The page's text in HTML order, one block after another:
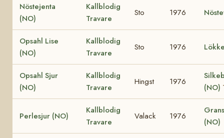
Nöstejenta
(NO)
Kallblodig
Travare
Sto 1976
Opsahl Lise
(NO)
Kallblodig
Travare
Sto 1976
Opsahl Sjur
(NO)
Kallblodig
Travare
Hingst 1976
(NO)
Perlesjur (NO)
Kallblodig
Travare
Valack 1976
(NO)